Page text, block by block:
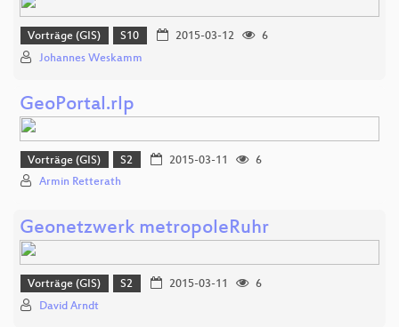
Vorträge (GIS) S10 2015-03-12
6
Johannes Weskamm
GeoPortal.rlp
Vorträge (GIS) S2 2015-03-11
6
Armin Retterath
Geonetzwerk metropoleRuhr
Vorträge (GIS) S2 2015-03-11
6
David Arndt